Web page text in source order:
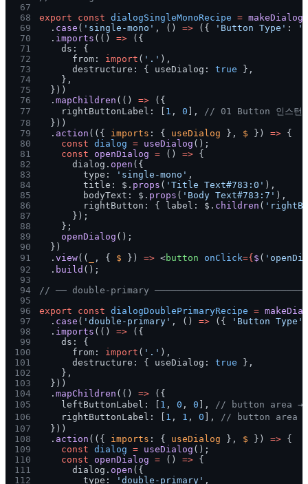
67
68
export const dialogSingleMonoRecipe =
69
  .
case ( 'single-mono' , () => ({ 'Button Type' :
70
  .
imports (() => ({
71
    ds: {
72
      from:
import ( '.' ),
73
      destructure: { useDialog:
true },
74
    },
75
  }))
76
  .
mapChildren (() => ({
77
    rightButtonLabel: [
1 , 0 ],
// 01 Button 인스턴
78
  }))
79
  .
action (({ imports : { useDialog }, $ }) => {
80
    const
dialog = useDialog ();
81
    const
openDialog = () => {
82
      dialog.
open ({
83
        type:
'single-mono' ,
84
        title: $.
props ( 'Title Text#783:0' ),
85
        bodyText: $.
props ( 'Body Text#783:7' ),
86
        rightButton: { label: $.
children (
87
      });
88
    };
89
    openDialog
();
90
  })
91
  .
view(( , { $ }) => <button onClick={ $ (
92
  .
build ();
93
94
// ── double-primary
95
96
export const dialogDoublePrimaryRecipe =
97
  .
case ( 'double-primary' , () => ({ 'Button Type'
98
  .
imports (() => ({
99
    ds: {
100
      from:
import ( '.' ),
101
      destructure: { useDialog:
true },
102
    },
103
  }))
104
  .
mapChildren (() => ({
105
    leftButtonLabel: [
1 , 0 , 0 ],
// button area →
106
    rightButtonLabel: [
1 , 1 , 0 ],
// button area →
107
  }))
108
  .
action (({ imports : { useDialog }, $ }) => {
109
    const
dialog = useDialog ();
110
    const
openDialog = () => {
111
      dialog.
open ({
112
        type:
'double-primary' ,